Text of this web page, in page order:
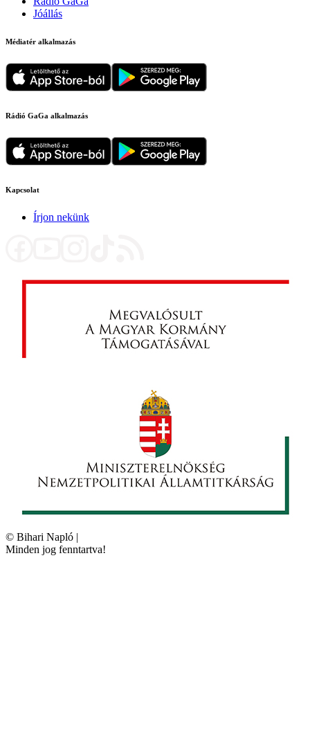
Jóállás
Médiatér alkalmazás
Rádió GaGa alkalmazás
Kapcsolat
Írjon nekünk
© Bihari Napló |
Minden jog fenntartva!